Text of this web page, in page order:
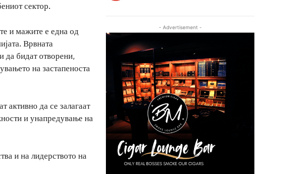
сектор.
и мажите е една од
Врвната
да бидат отворени,
на застапеноста
активно да се залагаат
и унапредување на
и на лидерството на
- Advertisement -